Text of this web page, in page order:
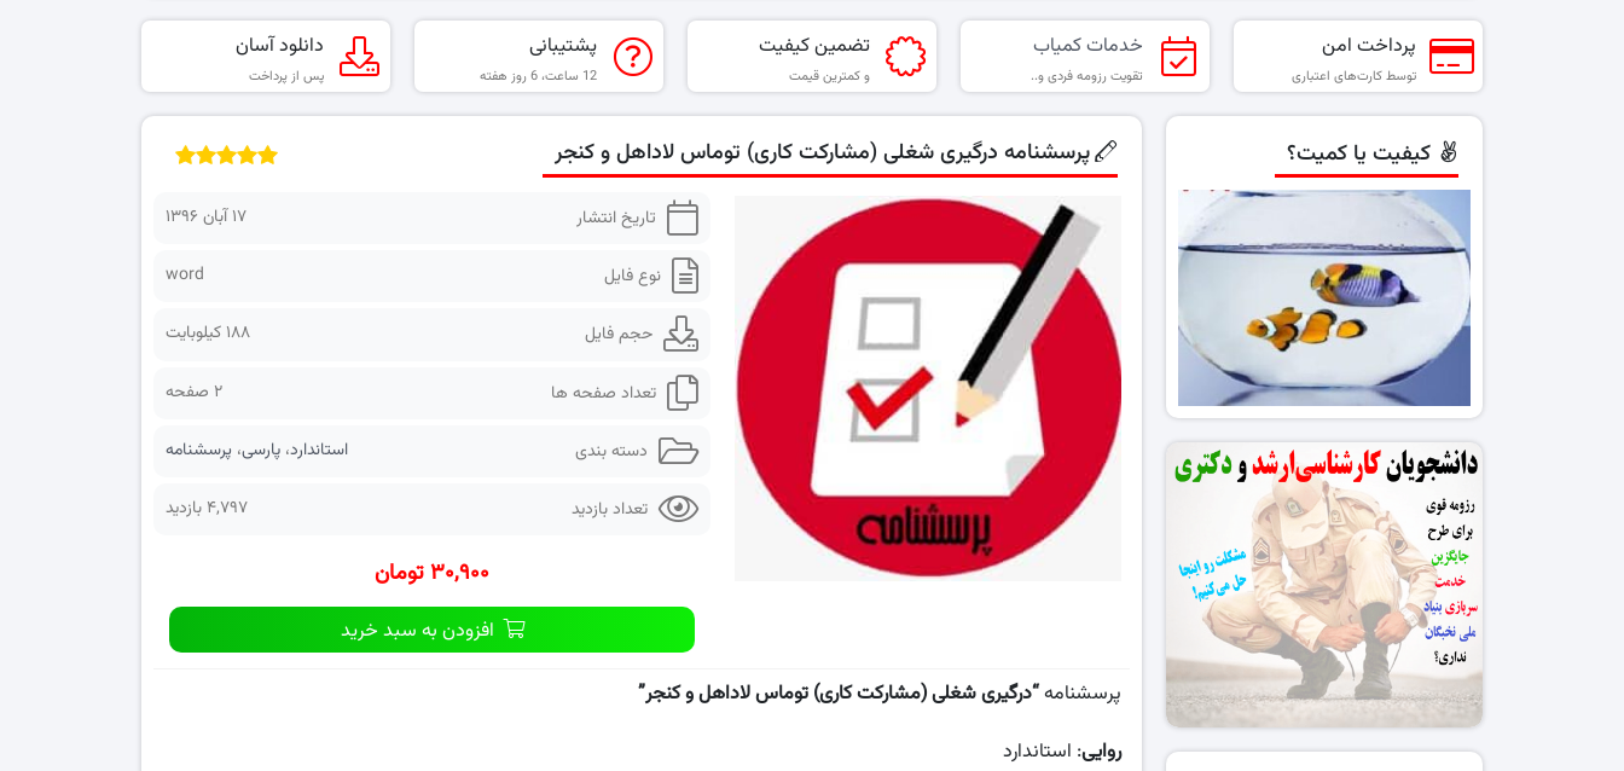
پرداخت امن
توسط کارت‌های اعتباری
خدمات کمیاب
تقویت رزومه فردی و..
تضمین کیفیت
و کمترین قیمت
پشتیبانی
12 ساعت، 6 روز هفته
دانلود آسان
پس از پرداخت
پرسشنامه درگیری شغلی (مشارکت کاری) توماس لاداهل و کنجر
تاریخ انتشار ۱۷ آبان ۱۳۹۶
نوع فایل word
حجم فایل 188 کیلوبایت
تعداد صفحه ها 2 صفحه
دسته بندی استاندارد، پارسی، پرسشنامه
تعداد بازدید 4,797 بازدید
۳۰,۹۰۰ تومان
افزودن به سبد خرید
پرسشنامه“درگیری شغلی (مشارکت کاری) توماس لاداهل و کنجر”
روایی: استاندارد
کیفیت یا کمیت؟